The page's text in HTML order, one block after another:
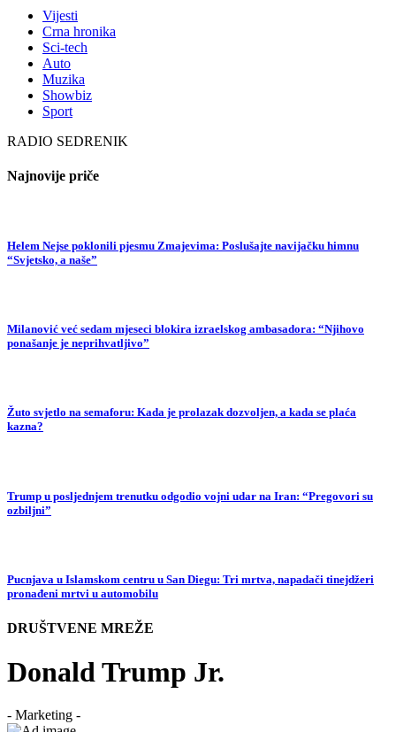
Vijesti
Crna hronika
Sci-tech
Auto
Muzika
Showbiz
Sport
RADIO SEDRENIK
Najnovije priče
Helem Nejse poklonili pjesmu Zmajevima: Poslušajte navijačku himnu
“Svjetsko, a naše”
Milanović već sedam mjeseci blokira izraelskog ambasadora: “Njihovo
ponašanje je neprihvatljivo”
Žuto svjetlo na semaforu: Kada je prolazak dozvoljen, a kada se plaća
kazna?
Trump u posljednjem trenutku odgodio vojni udar na Iran: “Pregovori su
ozbiljni”
Pucnjava u Islamskom centru u San Diegu: Tri mrtva, napadači tinejdžeri
pronađeni mrtvi u automobilu
DRUŠTVENE MREŽE
Donald Trump Jr.
- Marketing -